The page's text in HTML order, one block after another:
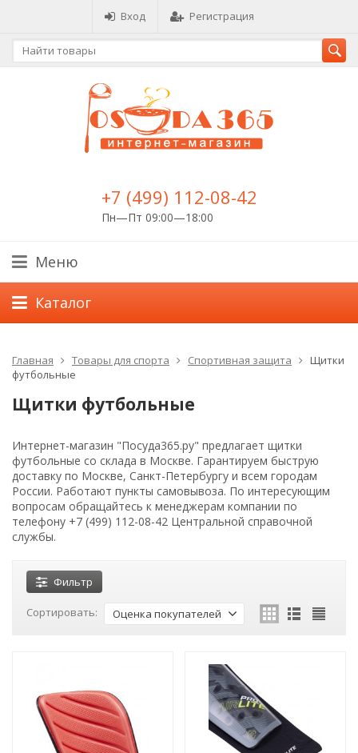
Вход Регистрация
+7 (499) 112-08-42
Пн—Пт 09:00—18:00
Меню
Каталог
Главная Товары для спорта Спортивная защита
Щитки
футбольные
Щитки футбольные
Интернет-магазин "Посуда365.ру" предлагает щитки
футбольные со склада в Москве. Гарантируем быструю
доставку по Москве, Санкт-Петербургу и всем городам
России. Работают пункты самовывоза. По интересующим
вопросам обращайтесь к менеджерам компании по
телефону +7 (499) 112-08-42 Центральной справочной
службы.
Фильтр
Сортировать: Оценка покупателей